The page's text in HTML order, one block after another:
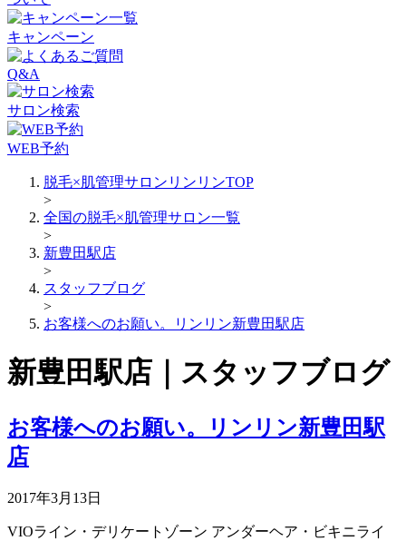
キャンペーン
Q&A
サロン検索
WEB予約
脱毛×肌管理サロンリンリンTOP
>
全国の脱毛×肌管理サロン一覧
>
新豊田駅店
>
スタッフブログ
>
お客様へのお願い。リンリン新豊田駅店
新豊田駅店｜スタッフブログ
お客様へのお願い。リンリン新豊田駅
店
2017年3月13日
VIOライン・デリケートゾーン アンダーヘア・ビキニライ